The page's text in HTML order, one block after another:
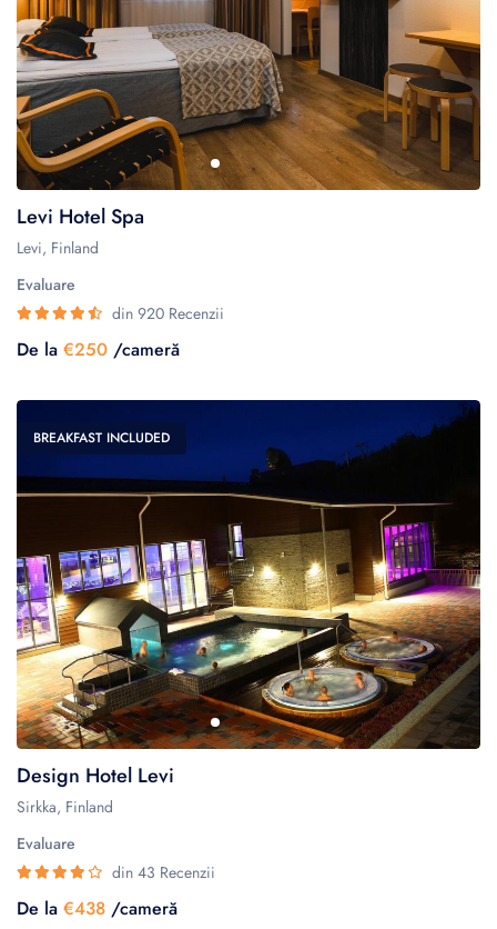
Levi Hotel Spa
Levi, Finland
Evaluare
din 920 Recenzii
De la €250 /cameră
BREAKFAST INCLUDED
Design Hotel Levi
Sirkka, Finland
Evaluare
din 43 Recenzii
De la €438 /cameră